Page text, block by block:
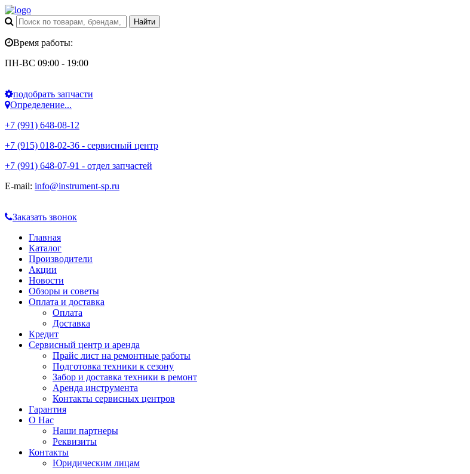
Время работы:
ПН-ВС 09:00 - 19:00
подобрать запчасти
Определение...
+7 (991) 648-08-12
+7 (915) 018-02-36 - сервисный центр
+7 (991) 648-07-91 - отдел запчастей
E-mail: info@instrument-sp.ru
Заказать звонок
Главная
Каталог
Производители
Акции
Новости
Обзоры и советы
Оплата и доставка
Оплата
Доставка
Кредит
Сервисный центр и аренда
Прайс лист на ремонтные работы
Подготовка техники к сезону
Забор и доставка техники в ремонт
Аренда инструмента
Контакты сервисных центров
Гарантия
О Нас
Наши партнеры
Реквизиты
Контакты
Юридическим лицам